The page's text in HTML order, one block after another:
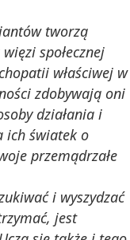
tworzą
społecznej
właściwej w
zdobywają oni
działania i
ich światek o
przemądrzałe
i wyszydzać
jest